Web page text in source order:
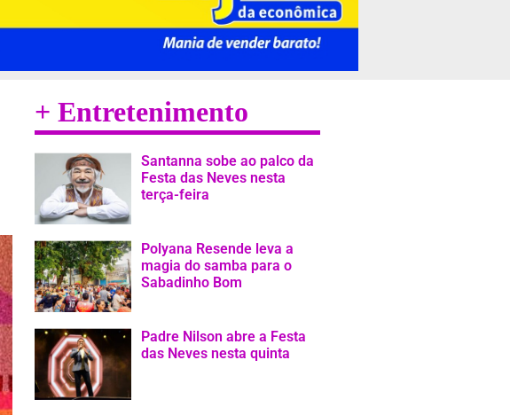
+ Entretenimento
Santanna sobe ao palco da
Festa das Neves nesta
terça-feira
Polyana Resende leva a
magia do samba para o
Sabadinho Bom
Padre Nilson abre a Festa
das Neves nesta quinta